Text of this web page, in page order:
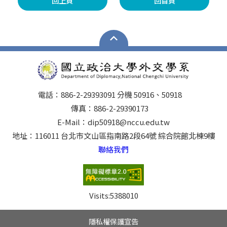
電話：886-2-29393091 分機 50916、50918
傳真：886-2-29390173
E-Mail：dip50918@nccu.edu.tw
地址：116011 台北市文山區指南路2段64號 綜合院館北棟9樓
聯絡我們
Visits:5388010
隱私權保護宣告